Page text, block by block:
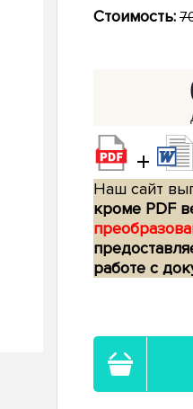
Стоимость:
+
Наш сайт
кроме PDF
работе с